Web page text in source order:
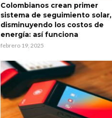
Colombianos crean primer
sistema de seguimiento solar,
disminuyendo los costos de
energía: así funciona
febrero 19, 2025